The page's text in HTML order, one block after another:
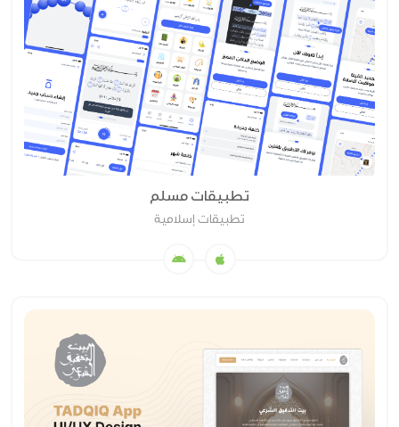
تطبيقات مسلم
تطبيقات إسلامية